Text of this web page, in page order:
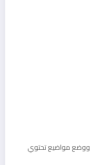
ووضع مواضيع تحتوي